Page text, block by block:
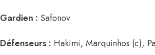
Gardien : Safonov
Défenseurs : Hakimi, Marquinhos (c),